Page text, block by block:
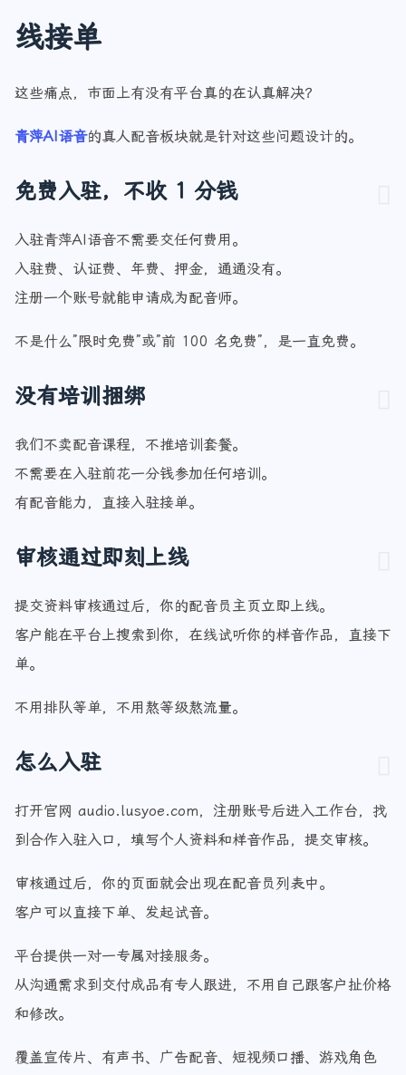
线接单
这些痛点，市面上有没有平台真的在认真解决？
青萍AI语音的真人配音板块就是针对这些问题设计的。
免费入驻，不收 1 分钱
入驻青萍AI语音不需要交任何费用。
入驻费、认证费、年费、押金，通通没有。
注册一个账号就能申请成为配音师。
不是什么”限时免费”或”前 100 名免费”，是一直免费。
没有培训捆绑
我们不卖配音课程，不推培训套餐。
不需要在入驻前花一分钱参加任何培训。
有配音能力，直接入驻接单。
审核通过即刻上线
提交资料审核通过后，你的配音员主页立即上线。
客户能在平台上搜索到你，在线试听你的样音作品，直接下
单。
不用排队等单，不用熬等级熬流量。
怎么入驻
打开官网 audio.lusyoe.com，注册账号后进入工作台，找
到合作入驻入口，填写个人资料和样音作品，提交审核。
审核通过后，你的页面就会出现在配音员列表中。
客户可以直接下单、发起试音。
平台提供一对一专属对接服务。
从沟通需求到交付成品有专人跟进，不用自己跟客户扯价格
和修改。
覆盖宣传片、有声书、广告配音、短视频口播、游戏角色